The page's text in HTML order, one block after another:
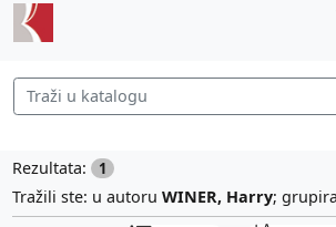
Rezultata: 1
Tražili ste: u autoru WINER, Harry;